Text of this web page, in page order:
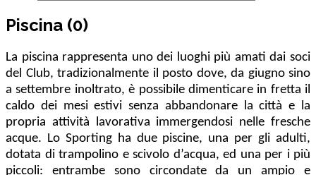
Piscina (0)
La piscina rappresenta uno dei luoghi più amati dai soci
del Club, tradizionalmente il posto dove, da giugno sino
a settembre inoltrato, è possibile dimenticare in fretta il
caldo dei mesi estivi senza abbandonare la città e la
propria attività lavorativa immergendosi nelle fresche
acque. Lo Sporting ha due piscine, una per gli adulti,
dotata di trampolino e scivolo d’acqua, ed una per i più
piccoli: entrambe sono circondate da un ampio e